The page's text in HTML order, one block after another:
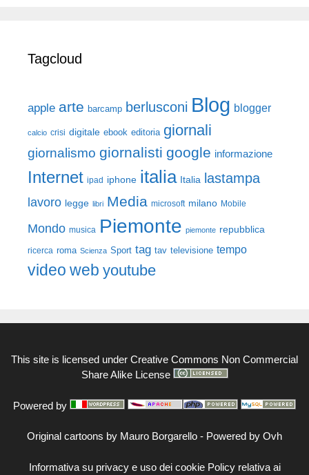
Tagcloud
apple arte barcamp berlusconi Blog blogger
calcio crisi digitale ebook editoria giornali
giornalismo giornalisti google informazione
Internet ipad iphone italia Italia lastampa
lavoro legge libri Media microsoft milano Mobile
Mondo musica Piemonte piemonte repubblica
ricerca roma Scienza Sport tag tav televisione tempo
video web youtube
This site is licensed under Creative Commons Non Commercial
Share Alike License
Powered by
Original cartoons by Mauro Borgarello - Powered by Ovh
Informativa su privacy e uso dei cookie Policy relativa ai